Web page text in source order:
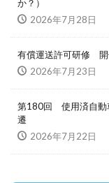
か？）
2026年7月28日
有償運送許可研修
2026年7月23日
第180回 使用済自動
遷
2026年7月22日